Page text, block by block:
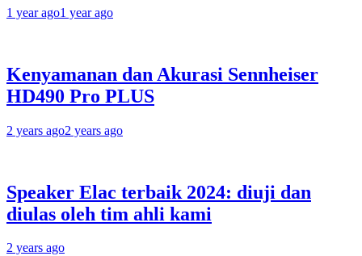
1 year ago1 year ago
Kenyamanan dan Akurasi Sennheiser
HD490 Pro PLUS
2 years ago2 years ago
Speaker Elac terbaik 2024: diuji dan
diulas oleh tim ahli kami
2 years ago